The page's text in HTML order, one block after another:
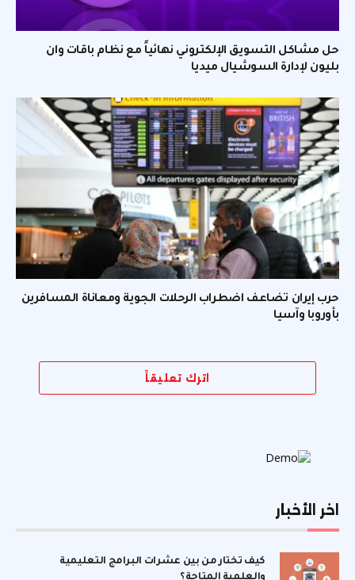
حل مشاكل التسويق الإلكتروني نهائياً مع نظام باقات وان
بليون لإدارة السوشيال ميديا
حرب إيران تضاعف اضطراب الرحلات الجوية ومعاناة المسافرين
بأوروبا وآسيا
اترك تعليقاً
اخر الأخبار
كيف تختار من بين عشرات البرامج التعليمية
والعلمية المتاحة؟